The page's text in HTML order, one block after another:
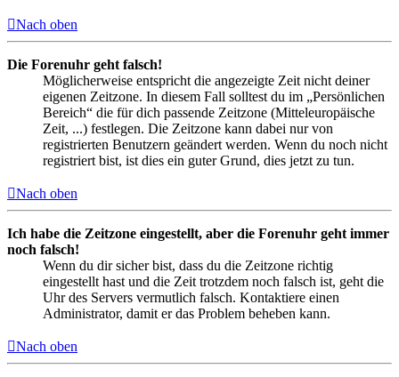
Nach oben
Die Forenuhr geht falsch!
Möglicherweise entspricht die angezeigte Zeit nicht deiner
eigenen Zeitzone. In diesem Fall solltest du im „Persönlichen
Bereich“ die für dich passende Zeitzone (Mitteleuropäische
Zeit, ...) festlegen. Die Zeitzone kann dabei nur von
registrierten Benutzern geändert werden. Wenn du noch nicht
registriert bist, ist dies ein guter Grund, dies jetzt zu tun.
Nach oben
Ich habe die Zeitzone eingestellt, aber die Forenuhr geht immer
noch falsch!
Wenn du dir sicher bist, dass du die Zeitzone richtig
eingestellt hast und die Zeit trotzdem noch falsch ist, geht die
Uhr des Servers vermutlich falsch. Kontaktiere einen
Administrator, damit er das Problem beheben kann.
Nach oben